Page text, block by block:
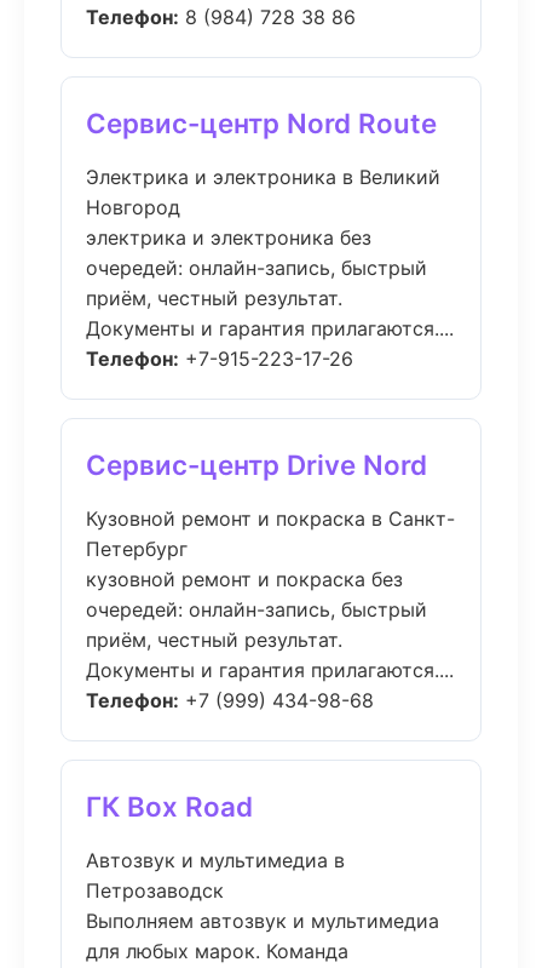
Телефон: 8 (984) 728 38 86
Сервис-центр Nord Route
Электрика и электроника в Великий
Новгород
электрика и электроника без
очередей: онлайн-запись, быстрый
приём, честный результат.
Документы и гарантия прилагаются....
Телефон: +7-915-223-17-26
Сервис-центр Drive Nord
Кузовной ремонт и покраска в Санкт-
Петербург
кузовной ремонт и покраска без
очередей: онлайн-запись, быстрый
приём, честный результат.
Документы и гарантия прилагаются....
Телефон: +7 (999) 434-98-68
ГК Box Road
Автозвук и мультимедиа в
Петрозаводск
Выполняем автозвук и мультимедиа
для любых марок. Команда